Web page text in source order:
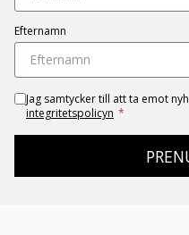
Efternamn
Jag samtycker till att ta emot
integritetspolicyn *